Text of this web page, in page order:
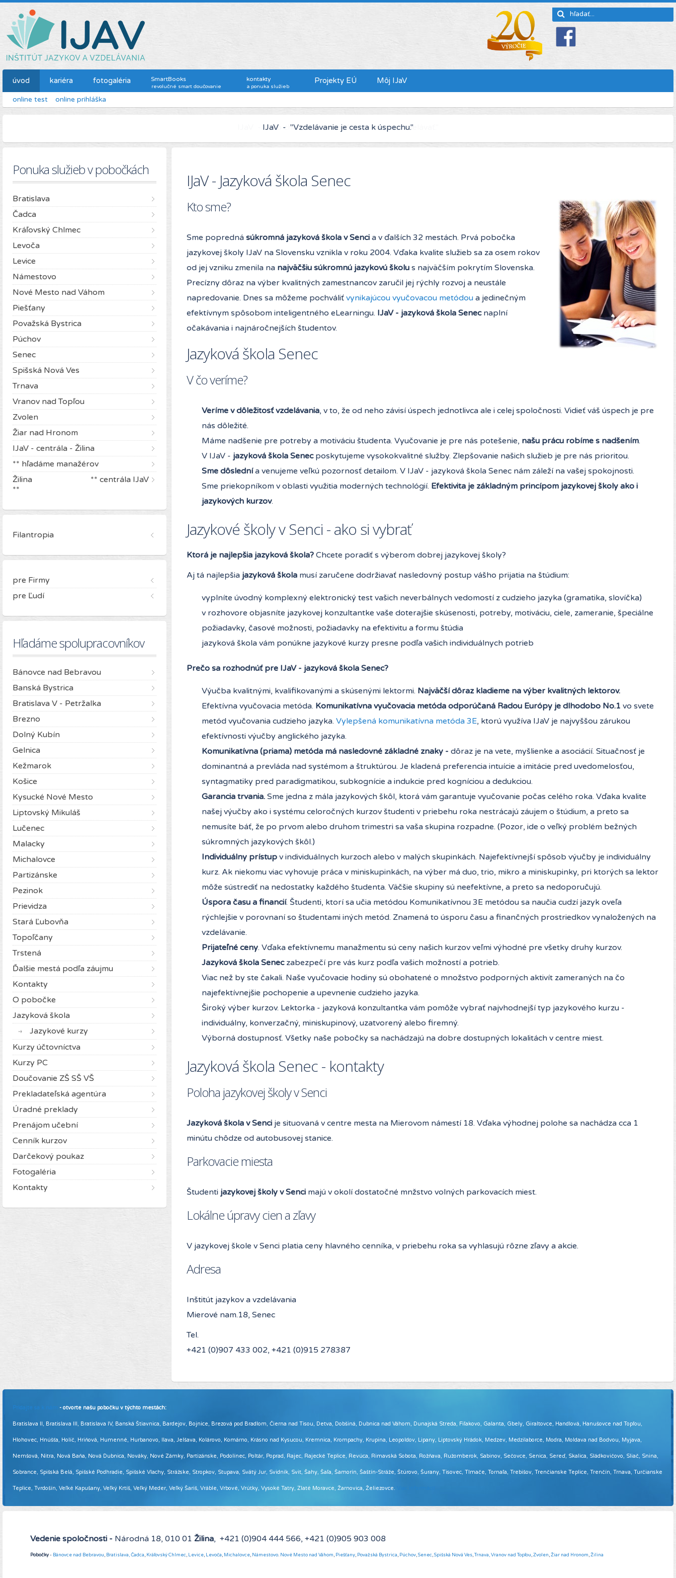
úvod kariéra fotogaléria SmartBooks
revolučné smart doučovanie
kontakty
a ponuka služieb
Projekty EÚ Môj IJaV
online test online prihláška
IJaV - "Kto chce viac zarábať, musí sa viac vzdelávať."
IJaV - Jazyková škola Senec
Kto sme?
Sme popredná súkromná jazyková škola v Senci a v ďalších 32 mestách. Prvá pobočka
jazykovej školy IJaV na Slovensku vznikla v roku 2004. Vďaka kvalite služieb sa za osem rokov
od jej vzniku zmenila na najväčšiu súkromnú jazykovú školu s najväčším pokrytím Slovenska.
Precízny dôraz na výber kvalitných zamestnancov zaručil jej rýchly rozvoj a neustále
napredovanie. Dnes sa môžeme pochváliť vynikajúcou vyučovacou metódou a jedinečným
efektívnym spôsobom inteligentného eLearningu. IJaV - jazyková škola Senecnaplní
očakávania i najnáročnejších študentov.
Jazyková škola Senec
V čo veríme?
Veríme v dôležitosť vzdelávania, v to, že od neho závisí úspech jednotlivca ale i celej spoločnosti. Vidieť váš úspech je pre
nás dôležité.
Máme nadšenie pre potreby a motiváciu študenta. Vyučovanie je pre nás potešenie, našu prácu robíme s nadšením.
V IJaV - jazyková škola Senecposkytujeme vysokokvalitné služby. Zlepšovanie našich služieb je pre nás prioritou.
Sme dôslednía venujeme veľkú pozornosť detailom. V IJaV - jazyková škola Senec nám záleží na vašej spokojnosti.
Sme priekopníkom v oblasti využitia moderných technológií. Efektivita je základným princípom jazykovej školy ako i
jazykových kurzov.
Jazykové školy v Senci - ako si vybrať
Ktorá je najlepšia jazyková škola? Chcete poradiť s výberom dobrej jazykovej školy?
Aj tá najlepšia jazyková škola musí zaručene dodržiavať nasledovný postup vášho prijatia na štúdium:
vyplníte úvodný komplexný elektronický test vašich neverbálnych vedomostí z cudzieho jazyka (gramatika, slovíčka)
v rozhovore objasníte jazykovej konzultantke vaše doterajšie skúsenosti, potreby, motiváciu, ciele, zameranie, špeciálne
požiadavky, časové možnosti, požiadavky na efektivitu a formu štúdia
jazyková škola vám ponúkne jazykové kurzy presne podľa vašich individuálnych potrieb
Prečo sa rozhodnúť pre IJaV - jazyková škola Senec?
Výučba kvalitnými, kvalifikovanými a skúsenými lektormi. Najväčší dôraz kladieme na výber kvalitných lektorov.
Efektívna vyučovacia metóda. Komunikatívna vyučovacia metóda odporúčaná Radou Európy je dlhodobo No.1 vo svete
metód vyučovania cudzieho jazyka. Vylepšená komunikatívna metóda 3E, ktorú využíva IJaV je najvyššou zárukou
efektívnosti výučby anglického jazyka.
Komunikatívna (priama) metóda má nasledovné základné znaky - dôraz je na vete, myšlienke a asociácií. Situačnosť je
dominantná a prevláda nad systémom a štruktúrou. Je kladená preferencia intuície a imitácie pred uvedomelosťou,
syntagmatiky pred paradigmatikou, subkognície a indukcie pred kogníciou a dedukciou.
Garancia trvania. Sme jedna z mála jazykových škôl, ktorá vám garantuje vyučovanie počas celého roka. Vďaka kvalite
našej výučby ako i systému celoročných kurzov študenti v priebehu roka nestrácajú záujem o štúdium, a preto sa
nemusíte báť, že po prvom alebo druhom trimestri sa vaša skupina rozpadne. (Pozor, ide o veľký problém bežných
súkromných jazykových škôl.)
Individuálny prístup v individuálnych kurzoch alebo v malých skupinkách. Najefektívnejší spôsob výučby je individuálny
kurz. Ak niekomu viac vyhovuje práca v miniskupinkách, na výber má duo, trio, mikro a miniskupinky, pri ktorých sa lektor
môže sústrediť na nedostatky každého študenta. Väčšie skupiny sú neefektívne, a preto sa nedoporučujú.
Úspora času a financií. Študenti, ktorí sa učia metódou Komunikatívnou 3E metódou sa naučia cudzí jazyk oveľa
rýchlejšie v porovnaní so študentami iných metód. Znamená to úsporu času a finančných prostriedkov vynaložených na
vzdelávanie.
Prijateľné ceny. Vďaka efektívnemu manažmentu sú ceny našich kurzov veľmi výhodné pre všetky druhy kurzov.
Jazyková škola Seneczabezpečí pre vás kurz podľa vašich možností a potrieb.
Viac než by ste čakali. Naše vyučovacie hodiny sú obohatené o množstvo podporných aktivít zameraných na čo
najefektívnejšie pochopenie a upevnenie cudzieho jazyka.
Široký výber kurzov. Lektorka - jazyková konzultantka vám pomôže vybrať najvhodnejší typ jazykového kurzu -
individuálny, konverzačný, miniskupinový, uzatvorený alebo firemný.
Výborná dostupnosť. Všetky naše pobočky sa nachádzajú na dobre dostupných lokalitách v centre miest.
Jazyková škola Senec - kontakty
Poloha jazykovej školy v Senci
Jazyková škola v Senci je situovaná v centre mesta na Mierovom námestí 18. Vďaka výhodnej polohe sa nachádza cca 1
minútu chôdze od autobusovej stanice.
Parkovacie miesta
Študenti jazykovej školy v Senci majú v okolí dostatočné mnžstvo volných parkovacích miest.
Lokálne úpravy cien a zľavy
V jazykovej škole v Senci platia ceny hlavného cenníka, v priebehu roka sa vyhlasujú rôzne zľavy a akcie.
Adresa
Inštitút jazykov a vzdelávania
Mierové nam.18, Senec
Tel.
+421 (0)907 433 002, +421 (0)915 278387
Ponuka služieb v pobočkách
Bratislava
Čadca
Kráľovský Chlmec
Levoča
Levice
Námestovo
Nové Mesto nad Váhom
Piešťany
Považská Bystrica
Púchov
Senec
Spišská Nová Ves
Trnava
Vranov nad Topľou
Zvolen
Žiar nad Hronom
IJaV - centrála - Žilina
** hľadáme manažérov
Žilina ** centrála IJaV
**
Filantropia
pre Firmy
pre Ľudí
Hľadáme spolupracovníkov
Bánovce nad Bebravou
Banská Bystrica
Bratislava V - Petržalka
Brezno
Dolný Kubín
Gelnica
Kežmarok
Košice
Kysucké Nové Mesto
Liptovský Mikuláš
Lučenec
Malacky
Michalovce
Partizánske
Pezinok
Prievidza
Stará Ľubovňa
Topoľčany
Trstená
Ďalšie mestá podľa záujmu
Kontakty
O pobočke
Jazyková škola
Jazykové kurzy
Kurzy účtovníctva
Kurzy PC
Doučovanie ZŠ SŠ VŠ
Prekladateľská agentúra
Úradné preklady
Prenájom učební
Cenník kurzov
Darčekový poukaz
Fotogaléria
Kontakty
Pridajte sa k nám - otvorte našu pobočku v týchto mestách:
Bratislava II, Bratislava III, Bratislava IV, Banská Štiavnica, Bardejov, Bojnice, Brezová pod Bradlom, Čierna nad Tisou, Detva, Dobšiná, Dubnica nad Váhom, Dunajská Streda, Fiľakovo, Galanta, Gbely, Giraltovce, Handlová, Hanušovce nad Topľou,
Hlohovec, Hnúšťa, Holíč, Hriňová, Humenné, Hurbanovo, Ilava, Jelšava, Kolárovo, Komárno, Krásno nad Kysucou, Kremnica, Krompachy, Krupina, Leopoldov, Lipany, Liptovský Hrádok, Medzev, Medzilaborce, Modra, Moldava nad Bodvou, Myjava,
Nemšová, Nitra, Nová Baňa, Nová Dubnica, Nováky, Nové Zámky, Partizánske, Podolínec, Poltár, Poprad, Rajec, Rajecké Teplice, Revúca, Rimavská Sobota, Rožňava, Ružomberok, Sabinov, Sečovce, Senica, Sereď, Skalica, Sládkovičovo, Sliač, Snina,
Sobrance, Spišská Belá, Spišské Podhradie, Spišské Vlachy, Strážske, Stropkov, Stupava, Svätý Jur, Svidník, Svit, Šahy, Šaľa, Šamorín, Šaštín-Stráže, Štúrovo, Šurany, Tisovec, Tlmače, Tornaľa, Trebišov, Trenčianske Teplice, Trenčín, Trnava, Turčianske
Teplice, Tvrdošín, Veľké Kapušany, Veľký Krtíš, Veľký Meder, Veľký Šariš, Vráble, Vrbové, Vrútky, Vysoké Tatry, Zlaté Moravce, Žarnovica, Želiezovce.
Vedenie spoločnosti - Národná 18, 010 01 Žilina, +421 (0)904 444 566, +421 (0)905 903 008
Pobočky- Bánovce nad Bebravou, Bratislava,Čadca, Kráľovský Chlmec, Levice, Levoča, Michalovce, Námestovo. Nové Mesto nad Váhom, Piešťany, Považská Bystrica, Púchov,Senec,Spišská Nová Ves,Trnava,Vranov nad Topľou,Zvolen,Žiar nad Hronom,Žilina